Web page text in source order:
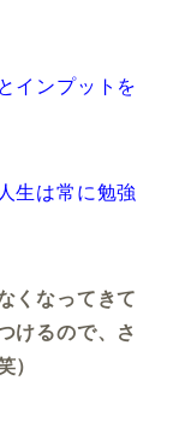
インプットを
生は常に勉強
くなってきて
けるので、さ
）